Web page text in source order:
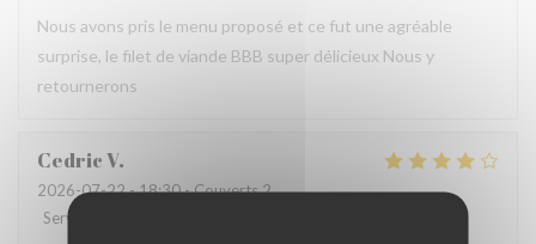
Nous avons pris le menu proposé et ce fut une agréable
surprise, le filet de viande BBB super délicieux Nous y
retournerons
CedricV
2026-07-22- 18:30 - Couverts 2
Service